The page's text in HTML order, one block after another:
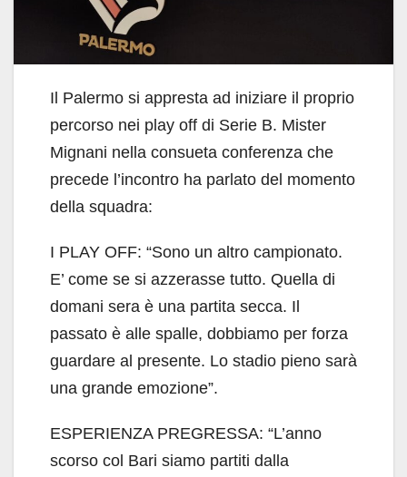
Il Palermo si appresta ad iniziare il proprio
percorso nei play off di Serie B. Mister
Mignani nella consueta conferenza che
precede l’incontro ha parlato del momento
della squadra:
I PLAY OFF: “Sono un altro campionato.
E’ come se si azzerasse tutto. Quella di
domani sera è una partita secca. Il
passato è alle spalle, dobbiamo per forza
guardare al presente. Lo stadio pieno sarà
una grande emozione”.
ESPERIENZA PREGRESSA: “L’anno
scorso col Bari siamo partiti dalla